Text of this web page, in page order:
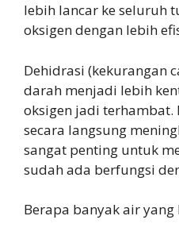
lebih lancar ke seluruh
oksigen dengan lebih
Dehidrasi (kekurangan
darah menjadi lebih
oksigen jadi
secara langsung
sangat penting untuk
sudah ada berfungsi
Berapa banyak air